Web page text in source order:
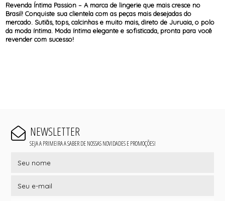
Revenda Íntima Passion – A marca de lingerie que mais cresce no
Brasil! Conquiste sua clientela com as peças mais desejadas do
mercado. Sutiãs, tops, calcinhas e muito mais, direto de Juruaia, o polo
da moda íntima. Moda íntima elegante e sofisticada, pronta para você
revender com sucesso!
NEWSLETTER
SEJA A PRIMEIRA A SABER DE NOSSAS NOVIDADES E PROMOÇÕES!